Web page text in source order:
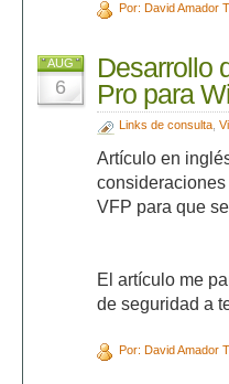
Por: David Amador T
AUG
6
Desarrollo
Pro para
Links de consulta,
Artículo en
VFP para que
El artículo me
de seguridad a
Por: David Amador T